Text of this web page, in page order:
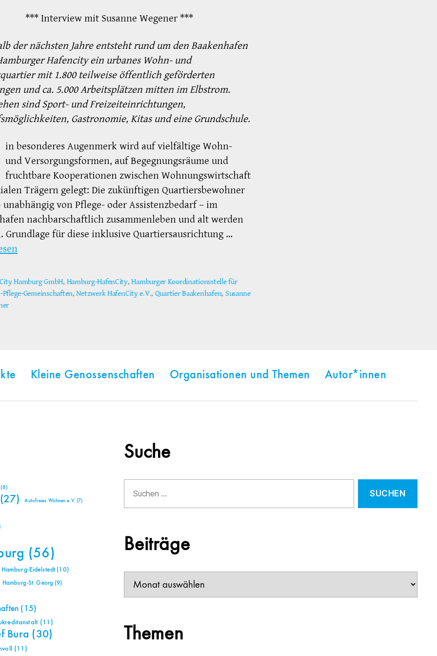
*** Interview mit Susanne Wegener ***
der nächsten Jahre entsteht rund um den Baakenhafen
Hafencity ein urbanes Wohn- und
mit 1.800 teilweise öffentlich geförderten
und ca. 5.000 Arbeitsplätzen mitten im Elbstrom.
sind Sport- und Freizeiteinrichtungen,
Gastronomie, Kitas und eine Grundschule.
in besonderes Augenmerk wird auf vielfältige Wohn-
und Versorgungsformen, auf Begegnungsräume und
fruchtbare Kooperationen zwischen Wohnungswirtschaft
Trägern gelegt: Die zukünftigen Quartiersbewohner
unabhängig von Pflege- oder Assistenzbedarf – im
nachbarschaftlich zusammenleben und alt werden
Grundlage für diese inklusive Quartiersausrichtung …
Hamburg GmbH, Hamburg-HafenCity,Hamburger Koordinationsstelle für
Gemeinschaften,Netzwerk HafenCity e.V., Quartier Baakenhafen, Susanne
Kleine Genossenschaften Organisationen und Themen Autor*innen
Autofreies Wohnen e.V. (7)
(56)
Hamburg-Eidelstedt(10)
Hamburg-St. Georg (9)
(15)
(11)
Bura (30)
(11)
Suche
nach:
Beiträge
Themen